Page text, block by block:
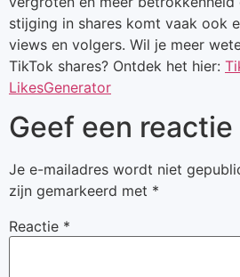
stijging in shares komt vaak ook
views en volgers. Wil je meer
TikTok shares? Ontdek het hier:
LikesGenerator
Geef een reactie
Je e-mailadres wordt niet
zijn gemarkeerd met *
Reactie *